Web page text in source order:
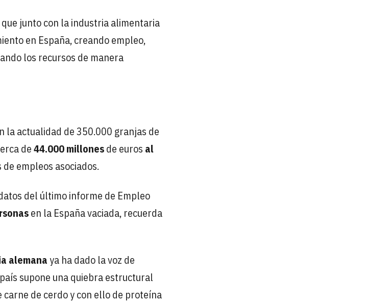
junto con la industria alimentaria
en España, creando empleo,
los recursos de manera
la actualidad de 350.000 granjas de
de44.000 millonesde euros al
empleos asociados.
del último informe de Empleo
en la España vaciada, recuerda
alemanaya ha dado la voz de
supone una quiebra estructural
de cerdo y con ello de proteína